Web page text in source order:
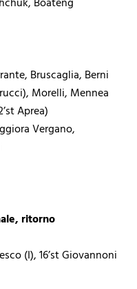
Bruscaglia, Berni
Morelli, Mennea
Aprea)
Vergano,
ritorno
(I), 16’st Giovannoni